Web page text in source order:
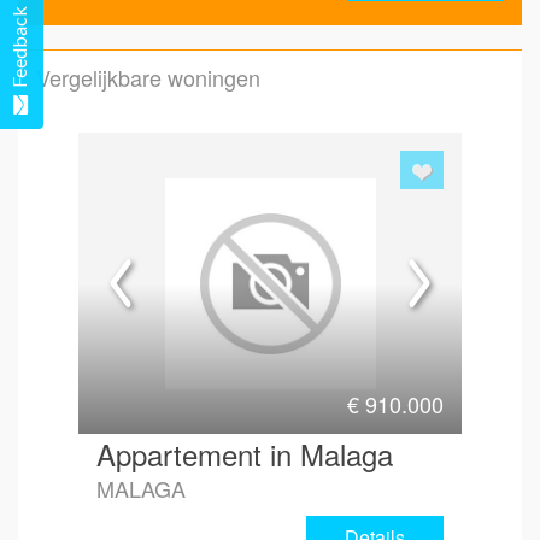
Vergelijkbare woningen
€910.000
Appartement in Malaga
MALAGA
Feedback